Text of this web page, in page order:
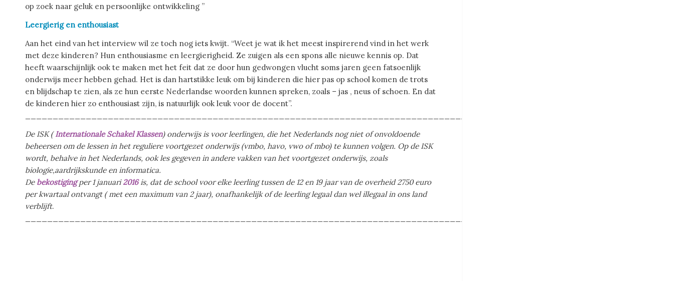
op zoek naar geluk en persoonlijke ontwikkeling ”
Leergierig en enthousiast
Aan het eind van het interview wil ze toch nog iets kwijt. “Weet je wat ik het meest inspirerend vind in het werk
met deze kinderen? Hun enthousiasme en leergierigheid. Ze zuigen als een spons alle nieuwe kennis op. Dat
heeft waarschijnlijk ook te maken met het feit dat ze door hun gedwongen vlucht soms jaren geen fatsoenlijk
onderwijs meer hebben gehad. Het is dan hartstikke leuk om bij kinderen die hier pas op school komen de trots
en blijdschap te zien, als ze hun eerste Nederlandse woorden kunnen spreken, zoals – jas , neus of schoen. En dat
de kinderen hier zo enthousiast zijn, is natuurlijk ook leuk voor de docent”.
De ISK (Internationale Schakel Klassen) onderwijs is voor leerlingen, die het Nederlands nog niet of onvoldoende
beheersen om de lessen in het reguliere voortgezet onderwijs (vmbo, havo, vwo of mbo) te kunnen volgen. Op de ISK
wordt, behalve in het Nederlands, ook les gegeven in andere vakken van het voortgezet onderwijs, zoals
biologie,aardrijkskunde en informatica.
De bekostigingper 1 januari2016is, dat de school voor elke leerling tussen de 12 en 19 jaar van de overheid 2750 euro
per kwartaal ontvangt ( met een maximum van 2 jaar), onafhankelijk of de leerling legaal dan wel illegaal in ons land
verblijft.